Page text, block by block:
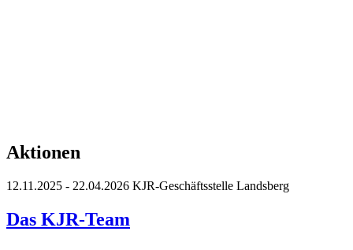
Aktionen
12.11.2025 - 22.04.2026 KJR-Geschäftsstelle Landsberg
Das KJR-Team